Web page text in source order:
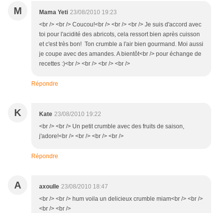
M Mama Yeti 23/08/2010 19:23
<br /> <br /> Coucou!<br /> <br /> <br /> Je suis d'accord avec
toi pour l'acidité des abricots, cela ressort bien après cuisson
et c'est très bon! Ton crumble a l'air bien gourmand. Moi aussi
je coupe avec des amandes. A bientôt<br /> pour échange de
recettes :)<br /> <br /> <br /> <br />
Répondre
K Kate 23/08/2010 19:22
<br /> <br /> Un petit crumble avec des fruits de saison,
j'adore!<br /> <br /> <br /> <br />
Répondre
A axoulle 23/08/2010 18:47
<br /> <br /> hum voila un delicieux crumble miam<br /> <br />
<br /> <br />